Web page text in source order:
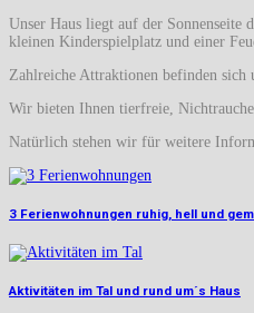
Unser Haus liegt auf der Sonnenseite
kleinen Kinderspielplatz und einer
Zahlreiche Attraktionen befinden
Wir bieten Ihnen tierfreie,
Natürlich stehen wir für weitere
3 Ferienwohnungen ruhig, hell und
Aktivitäten im Tal und rund um´s Haus